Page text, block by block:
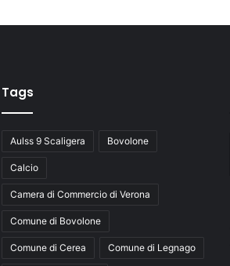
Tags
Aulss 9 Scaligera Bovolone
Calcio
Camera di Commercio di Verona
Comune di Bovolone
Comune di Cerea Comune di Legnago